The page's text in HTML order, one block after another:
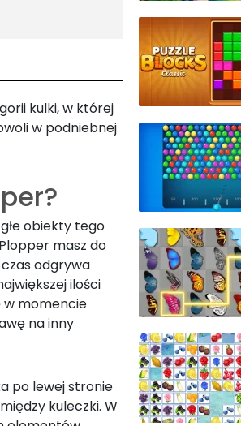
kulki, w której
w podniebnej
obiekty tego
masz do
odgrywa
ilości
w momencie
na inny
po lewej stronie
kuleczki. W